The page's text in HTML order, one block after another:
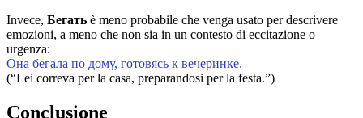
Invece, Бегать è meno probabile che venga usato per descrivere
emozioni, a meno che non sia in un contesto di eccitazione o
urgenza:
Она бегала по дому, готовясь к вечеринке.
(“Lei correva per la casa, preparandosi per la festa.”)
Conclusione